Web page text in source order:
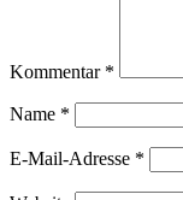
Kommentar *
Name *
E-Mail-Adresse *